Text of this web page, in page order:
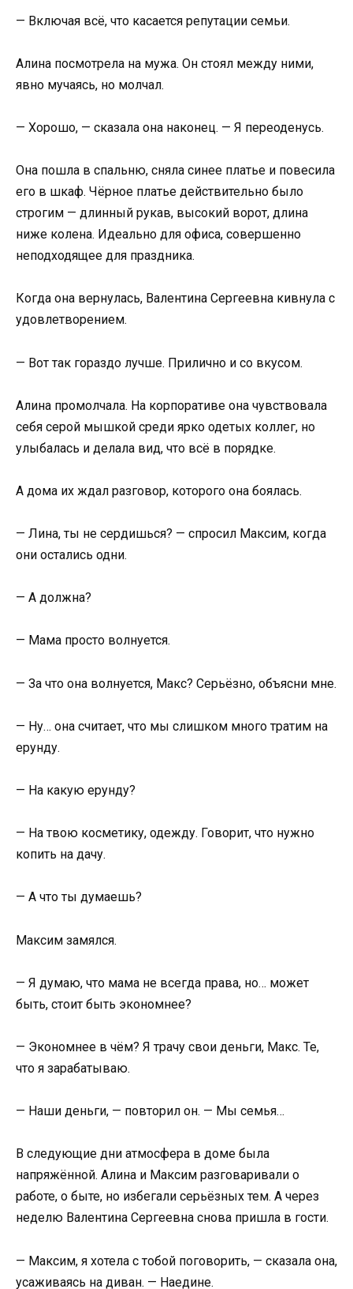
— Включая всё, что касается репутации семьи.
Алина посмотрела на мужа. Он стоял между ними,
явно мучаясь, но молчал.
— Хорошо, — сказала она наконец. — Я переоденусь.
Она пошла в спальню, сняла синее платье и повесила
его в шкаф. Чёрное платье действительно было
строгим — длинный рукав, высокий ворот, длина
ниже колена. Идеально для офиса, совершенно
неподходящее для праздника.
Когда она вернулась, Валентина Сергеевна кивнула с
удовлетворением.
— Вот так гораздо лучше. Прилично и со вкусом.
Алина промолчала. На корпоративе она чувствовала
себя серой мышкой среди ярко одетых коллег, но
улыбалась и делала вид, что всё в порядке.
А дома их ждал разговор, которого она боялась.
— Лина, ты не сердишься? — спросил Максим, когда
они остались одни.
— А должна?
— Мама просто волнуется.
— За что она волнуется, Макс? Серьёзно, объясни мне.
— Ну… она считает, что мы слишком много тратим на
ерунду.
— На какую ерунду?
— На твою косметику, одежду. Говорит, что нужно
копить на дачу.
— А что ты думаешь?
Максим замялся.
— Я думаю, что мама не всегда права, но… может
быть, стоит быть экономнее?
— Экономнее в чём? Я трачу свои деньги, Макс. Те,
что я зарабатываю.
— Наши деньги, — повторил он. — Мы семья…
В следующие дни атмосфера в доме была
напряжённой. Алина и Максим разговаривали о
работе, о быте, но избегали серьёзных тем. А через
неделю Валентина Сергеевна снова пришла в гости.
— Максим, я хотела с тобой поговорить, — сказала она,
усаживаясь на диван. — Наедине.